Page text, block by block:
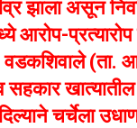
झाला असून
आरोप-
वडकशिवाले (ता.
सहकार
दिल्याने चर्चेला